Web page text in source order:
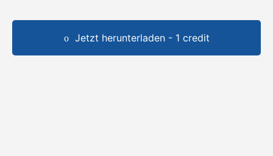
Jetzt herunterladen - 1 credit